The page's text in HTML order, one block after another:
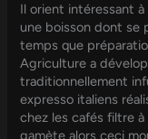
Il orient intéressant
une boisson dont se
temps que
Agriculture a
traditionnellement
expresso italiens
chez les cafés filtre à
gamète alors ceci